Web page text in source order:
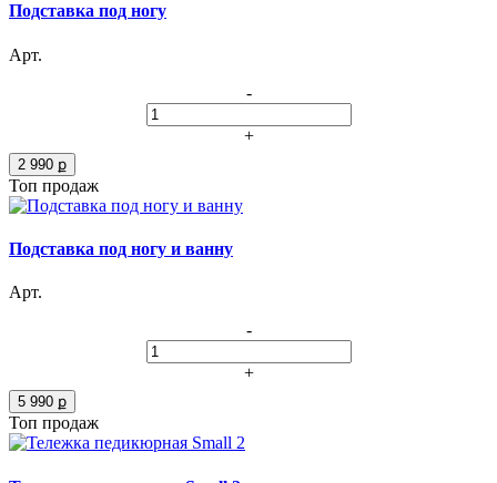
Подставка под ногу
Арт.
-
+
2 990 ք
Топ продаж
Подставка под ногу и ванну
Арт.
-
+
5 990 ք
Топ продаж